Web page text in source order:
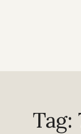
Tag: